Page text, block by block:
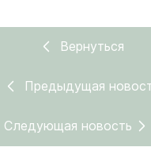
Вернуться
Предыдущая
Следующая новость